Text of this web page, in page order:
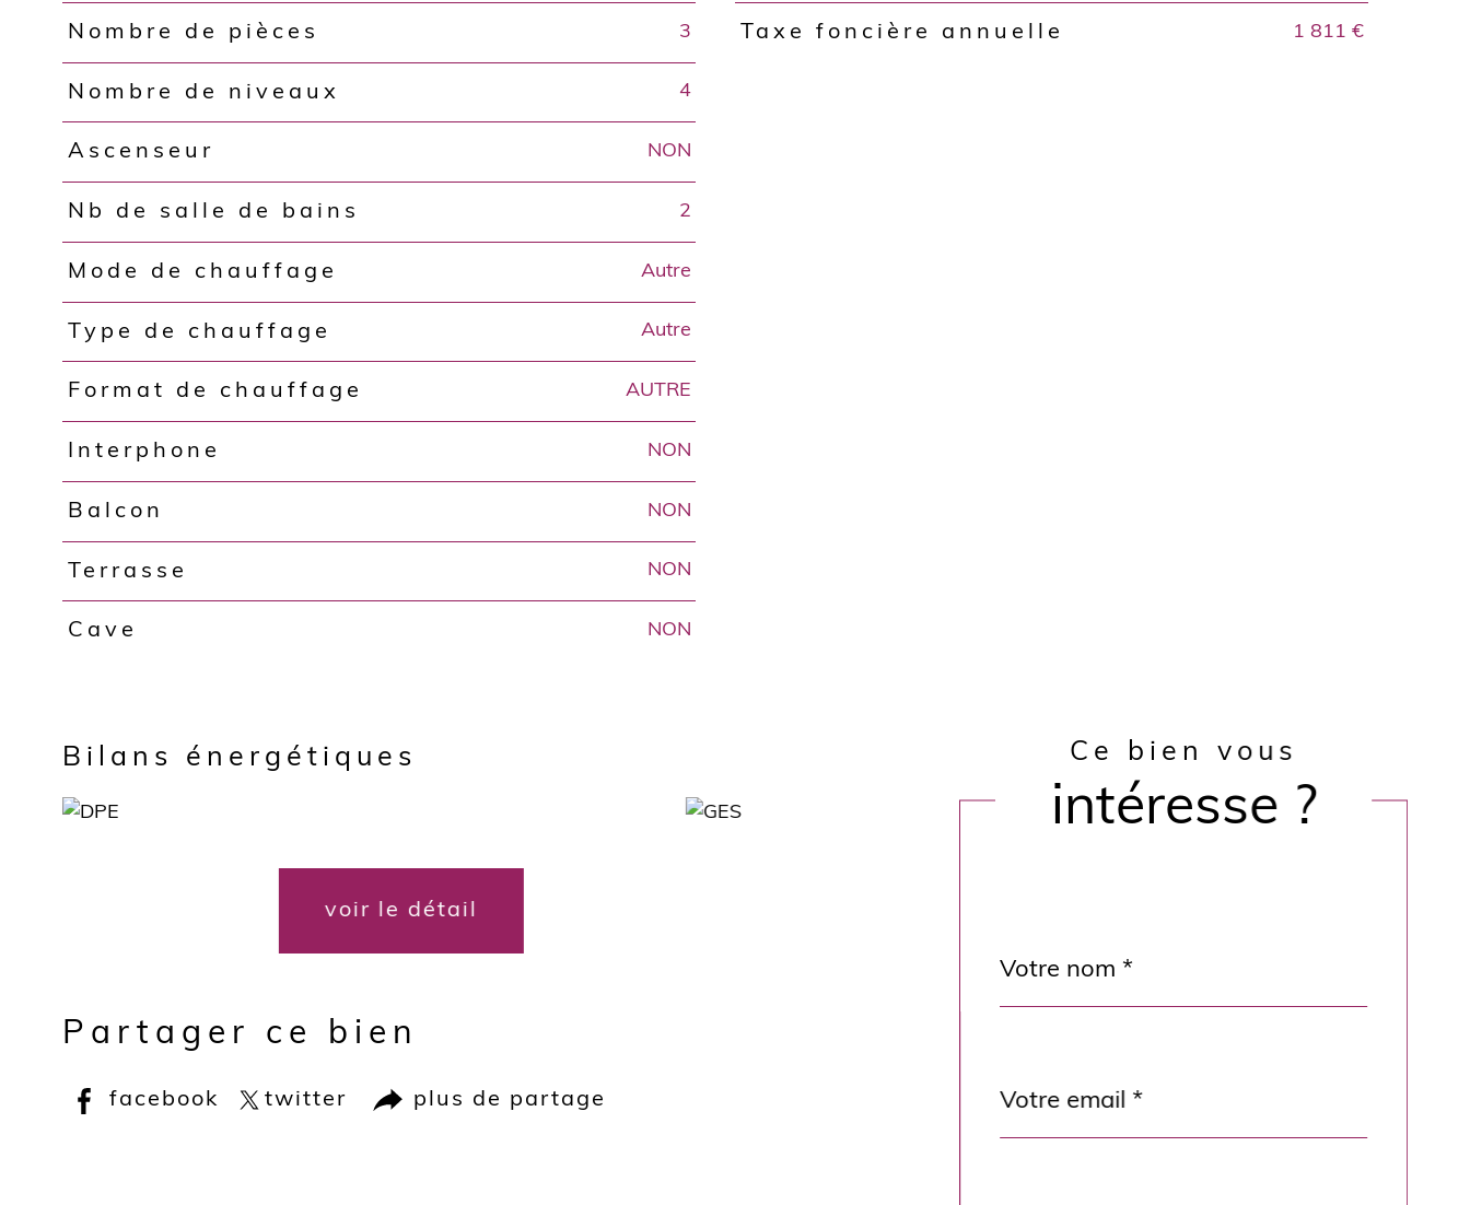
Nombre de pièces 3
Nombre de niveaux 4
Ascenseur NON
Nb de salle de bains 2
Mode de chauffage Autre
Type de chauffage Autre
Format de chauffage AUTRE
Interphone NON
Balcon NON
Terrasse NON
Cave NON
Taxe foncière annuelle 1 811 €
Bilans énergétiques
voir le détail
Partager ce bien
facebook twitter plus de partage
Ce bien vous
intéresse ?
par
défaut
*
*